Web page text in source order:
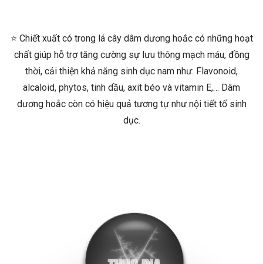
⭐ Chiết xuất có trong lá cây dâm dương hoắc có những hoạt
chất giúp hỗ trợ tăng cường sự lưu thông mạch máu, đồng
thời, cải thiện khả năng sinh dục nam như: Flavonoid,
alcaloid, phytos, tinh dầu, axit béo và vitamin E,… Dâm
dương hoắc còn có hiệu quả tương tự như nội tiết tố sinh
dục.